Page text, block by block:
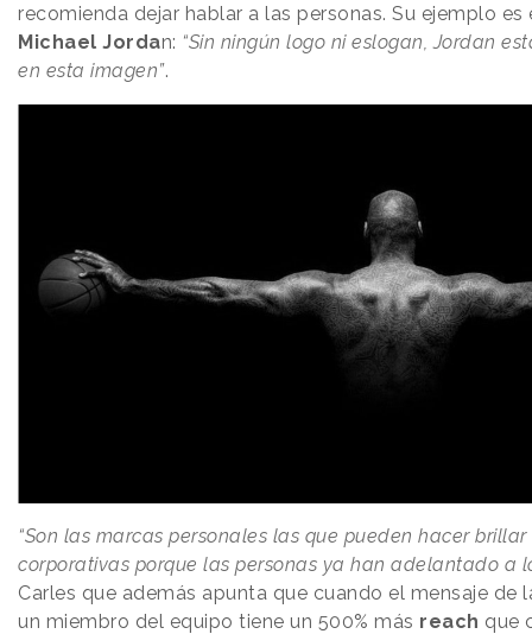
recomienda dejar hablar a las personas. Su ejemplo
Michael Jordan: “Sin ningún logo ni eslogan, Jordan
en esta imagen”.
“Son las marcas personales las que pueden hacer
corporativas porque las personas ya han adelantado a
Carles que además apunta que cuando el mensaje de
un miembro del equipo tiene un 500% más reach que